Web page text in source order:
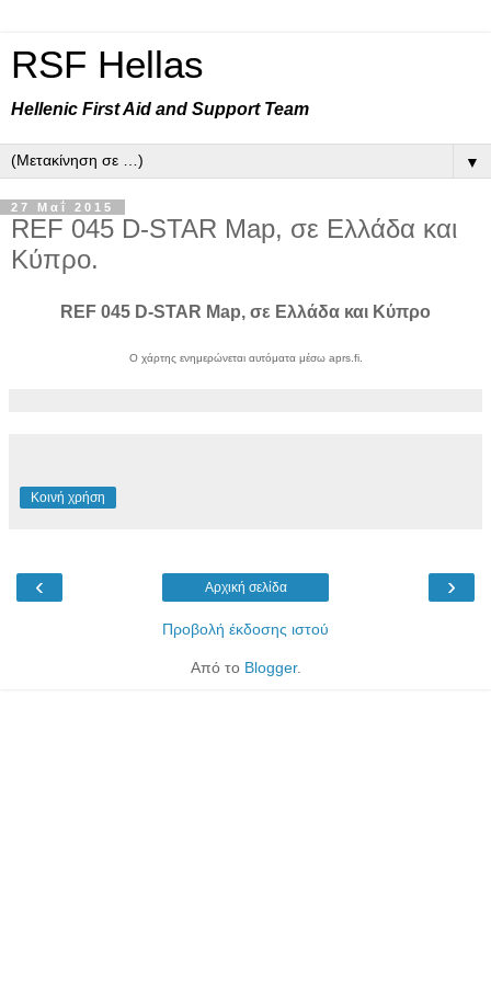
RSF Hellas
Hellenic First Aid and Support Team
▼
27 Μαΐ 2015
REF 045 D-STAR Map, σε Ελλάδα και
Κύπρο.
REF 045 D-STAR Map, σε Ελλάδα και Κύπρο
Ο χάρτης ενημερώνεται αυτόματα μέσω aprs.fi.
Κοινή χρήση
‹ ›
Αρχική σελίδα
Προβολή έκδοσης ιστού
Από το Blogger.